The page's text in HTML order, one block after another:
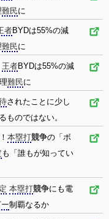
難民に
者BYDは55%の減
難民に
王者BYDは55%の減
難民に
されたことに少し
ものではない。
！ 本塁打競争の「ボ
も「誰もが知ってい
本塁打競争にも電
制覇なるか